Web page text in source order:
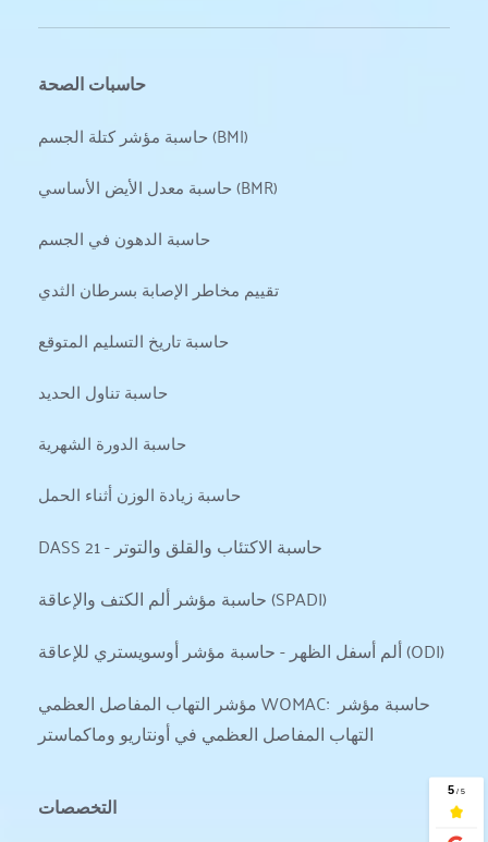
حاسبات الصحة
حاسبة مؤشر كتلة الجسم (BMI)
حاسبة معدل الأيض الأساسي (BMR)
حاسبة الدهون في الجسم
تقييم مخاطر الإصابة بسرطان الثدي
حاسبة تاريخ التسليم المتوقع
حاسبة تناول الحديد
حاسبة الدورة الشهرية
حاسبة زيادة الوزن أثناء الحمل
DASS 21 - حاسبة الاكتئاب والقلق والتوتر
حاسبة مؤشر ألم الكتف والإعاقة (SPADI)
ألم أسفل الظهر - حاسبة مؤشر أوسويستري للإعاقة (ODI)
مؤشر التهاب المفاصل العظمي WOMAC: حاسبة مؤشر
التهاب المفاصل العظمي في أونتاريو وماكماستر
التخصصات